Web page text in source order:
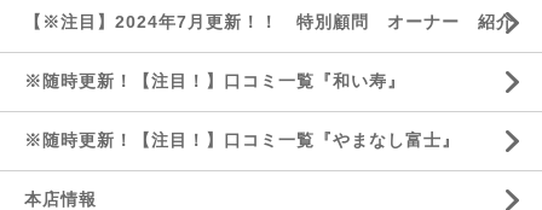
【※注目】2024年7月更新！！ 特別顧問 オーナー 紹介
※随時更新！【注目！】口コミ一覧『和い寿』
※随時更新！【注目！】口コミ一覧『やまなし富士』
本店情報